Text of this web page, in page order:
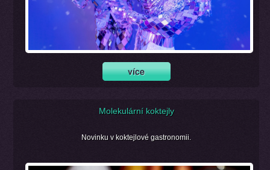
Molekulární koktejly
Novinku v koktejlové gastronomii.